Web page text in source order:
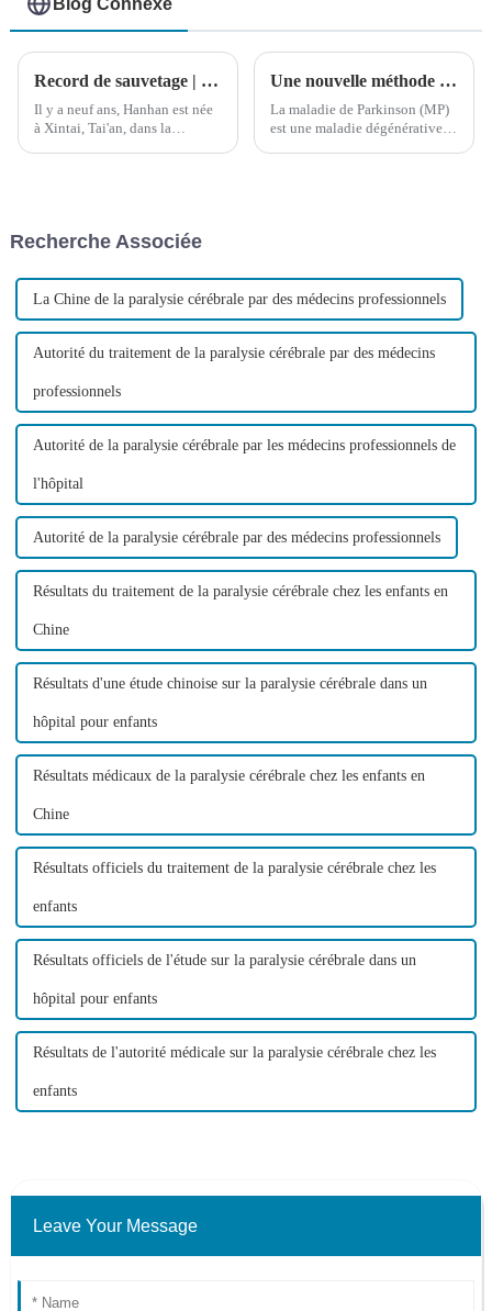
Record de sauvetage | La fleur éclot, un peu plus lentement
Il y a neuf ans, Hanhan est née
à Xintai, Tai'an, dans la
tout, Hanhan a développé une
Une nouvelle méthode de traitement de la maladie de Parkinson est la chirurgie robotique DBS Ruimi
La maladie de Parkinson (MP)
est une maladie dégénérative
Recherche Associée
La Chine de la paralysie cérébrale par des médecins professionnels
Autorité du traitement de la paralysie cérébrale par des médecins
professionnels
Autorité de la paralysie cérébrale par les médecins professionnels de
l'hôpital
Autorité de la paralysie cérébrale par des médecins professionnels
Résultats du traitement de la paralysie cérébrale chez les enfants en
Chine
Résultats d'une étude chinoise sur la paralysie cérébrale dans un
hôpital pour enfants
Résultats médicaux de la paralysie cérébrale chez les enfants en
Chine
Résultats officiels du traitement de la paralysie cérébrale chez les
enfants
Résultats officiels de l'étude sur la paralysie cérébrale dans un
hôpital pour enfants
Résultats de l'autorité médicale sur la paralysie cérébrale chez les
enfants
Leave Your Message